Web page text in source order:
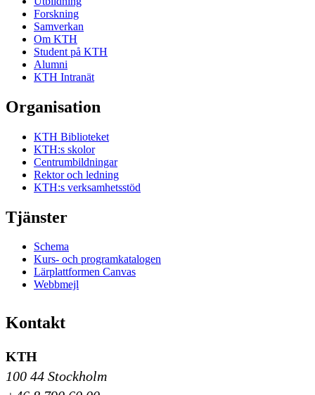
Forskning
Samverkan
Om KTH
Student på KTH
Alumni
KTH Intranät
Organisation
KTH Biblioteket
KTH:s skolor
Centrumbildningar
Rektor och ledning
KTH:s verksamhetsstöd
Tjänster
Schema
Kurs- och programkatalogen
Lärplattformen Canvas
Webbmejl
Kontakt
KTH
100 44 Stockholm